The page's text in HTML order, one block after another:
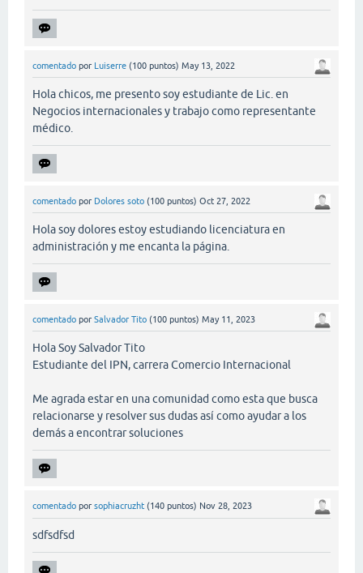
comentado por Luiserre (100 puntos) May 13, 2022
Hola chicos, me presento soy estudiante de Lic. en
Negocios internacionales y trabajo como representante
médico.
comentado por Dolores soto (100 puntos) Oct 27, 2022
Hola soy dolores estoy estudiando licenciatura en
administración y me encanta la página.
comentado por Salvador Tito (100 puntos) May 11, 2023
Hola Soy Salvador Tito
Estudiante del IPN, carrera Comercio Internacional
Me agrada estar en una comunidad como esta que busca
relacionarse y resolver sus dudas así como ayudar a los
demás a encontrar soluciones
comentado por sophiacruzht (140 puntos) Nov 28, 2023
sdfsdfsd